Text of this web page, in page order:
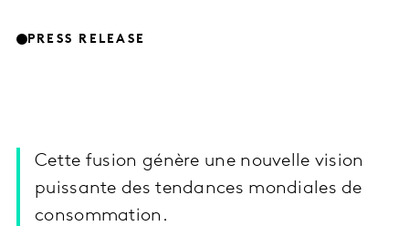
PRESS RELEASE
Cette fusion génère une nouvelle vision
puissante des tendances mondiales de
consommation.